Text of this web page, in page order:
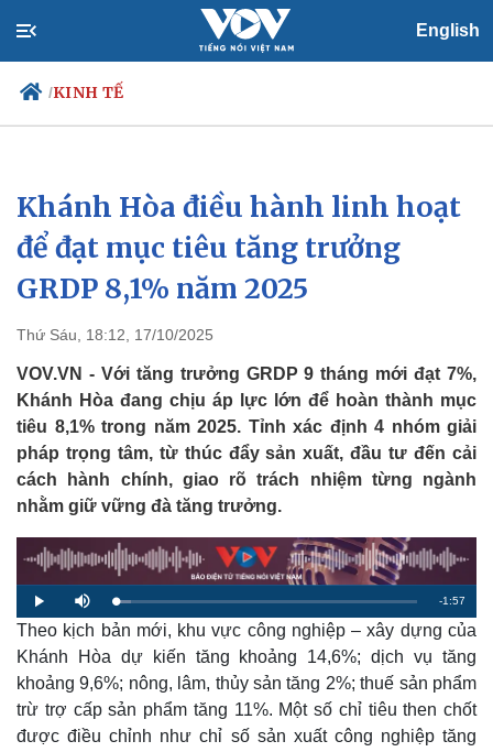
English
/KINH TẾ
Chính trị
Đảng
Tổ chức nhân sự
Quốc hội
Nhận diện sự thật
Xã hội
Tin 24h
Dự báo thời tiết
Giáo dục
Khánh Hòa điều hành linh hoạt
để đạt mục tiêu tăng trưởng
GRDP 8,1% năm 2025
Thứ Sáu, 18:12, 17/10/2025
VOV.VN - Với tăng trưởng GRDP 9 tháng mới đạt 7%,
Khánh Hòa đang chịu áp lực lớn để hoàn thành mục
tiêu 8,1% trong năm 2025. Tỉnh xác định 4 nhóm giải
pháp trọng tâm, từ thúc đẩy sản xuất, đầu tư đến cải
cách hành chính, giao rõ trách nhiệm từng ngành
nhằm giữ vững đà tăng trưởng.
P
l
a
y
M
u
t
e
L
o
a
d
e
d
5
2
3
%
R
e
-1:57
Theo kịch bản mới, khu vực công nghiệp – xây dựng của
Khánh Hòa dự kiến tăng khoảng 14,6%; dịch vụ tăng
khoảng 9,6%; nông, lâm, thủy sản tăng 2%; thuế sản phẩm
trừ trợ cấp sản phẩm tăng 11%. Một số chỉ tiêu then chốt
được điều chỉnh như chỉ số sản xuất công nghiệp tăng